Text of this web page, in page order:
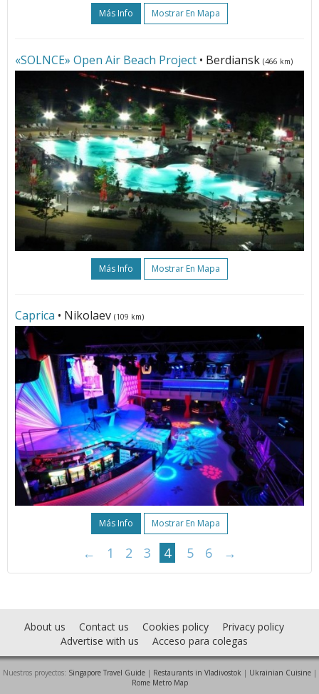
Más Info Mostrar En Mapa
«SOLNCE» Open Air Beach Project • Berdiansk (466 km)
Más Info Mostrar En Mapa
Caprica • Nikolaev (109 km)
Más Info Mostrar En Mapa
← 1 2 3 4 5 6 →
About us Contact us Cookies policy
Privacy policy
Advertise with us
Acceso para colegas
Nuestros proyectos: Singapore Travel Guide| Restaurants in Vladivostok | Ukrainian Cuisine|
Rome Metro Map